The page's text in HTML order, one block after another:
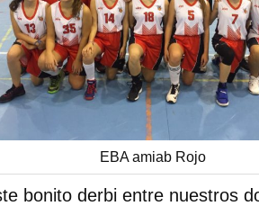
EBA amiab Rojo
bonito derbi entre nuestros